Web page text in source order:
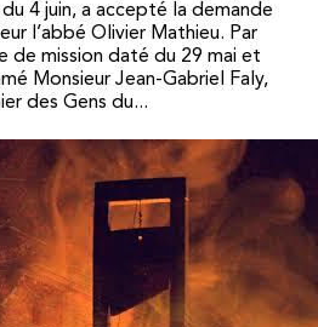
du 4 juin, a accepté la demande
l’abbé Olivier Mathieu. Par
mission daté du 29 mai et
Monsieur Jean-Gabriel Faly,
des Gens du...